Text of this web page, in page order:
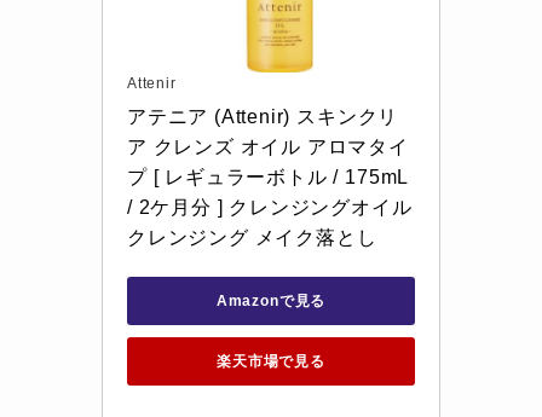
Attenir
アテニア (Attenir) スキンクリ
ア クレンズ オイル アロマタイ
プ [ レギュラーボトル / 175mL
/ 2ケ月分 ] クレンジングオイル
クレンジング メイク落とし
Amazonで見る
楽天市場で見る